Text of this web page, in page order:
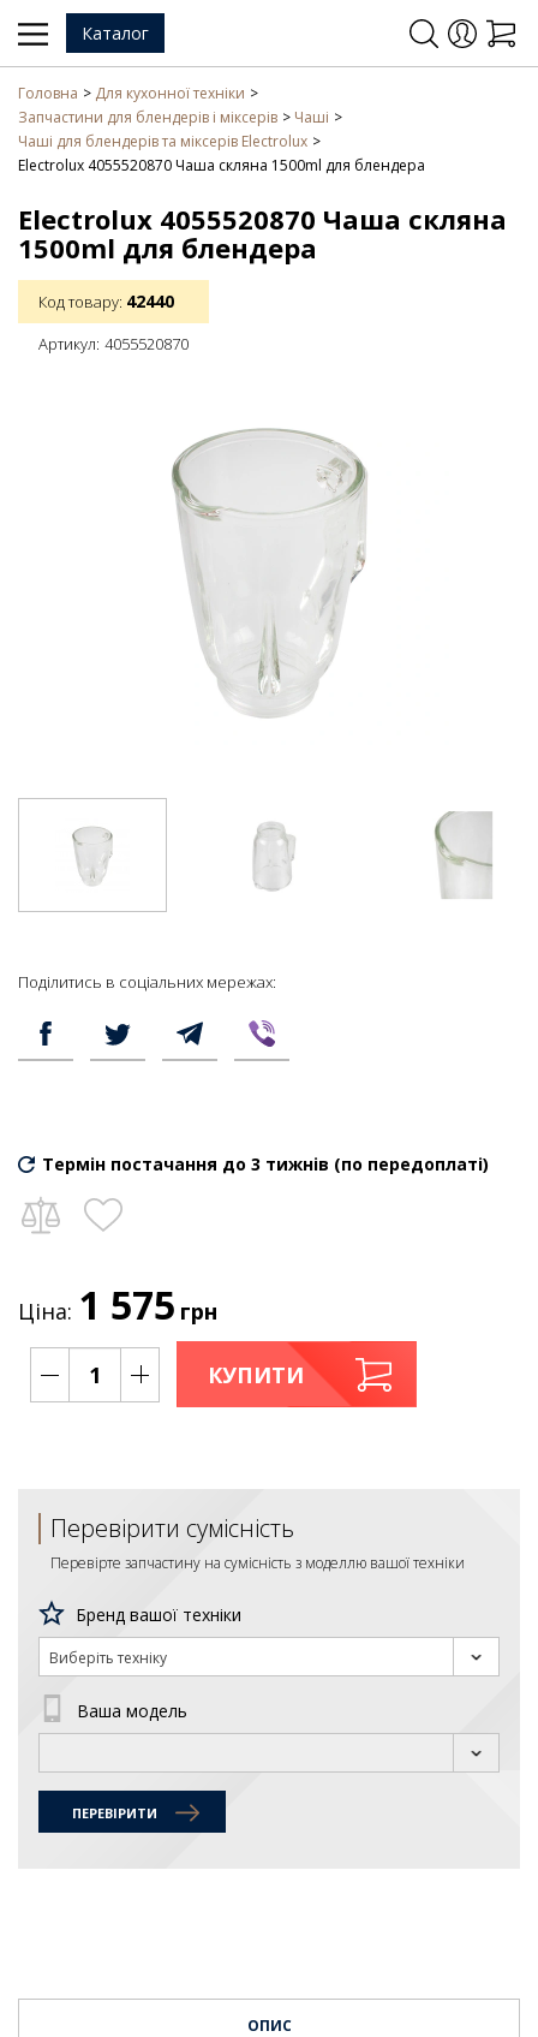
Каталог
Головна
Для кухонної техніки
Запчастини для блендерів і міксерів
Чаші
Чаші для блендерів та міксерів Electrolux
Electrolux 4055520870 Чаша скляна 1500ml для блендера
Electrolux 4055520870 Чаша скляна
1500ml для блендера
Код товару: 42440
Артикул: 4055520870
Поділитись в соціальних мережах:
Термін постачання до 3 тижнів (по передоплаті)
Ціна: 1 575 грн
КУПИТИ
Перевірити сумісність
Перевірте запчастину на сумісність з моделлю вашої техніки
Бренд вашої техніки
Виберіть техніку
Ваша модель
ПЕРЕВІРИТИ
ОПИС